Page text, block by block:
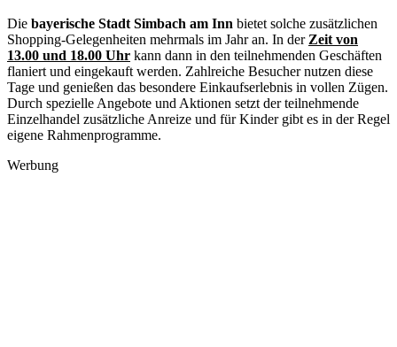
Die bayerische Stadt Simbach am Inn bietet solche zusätzlichen
Shopping-Gelegenheiten mehrmals im Jahr an. In der Zeit von
13.00 und 18.00 Uhr kann dann in den teilnehmenden Geschäften
flaniert und eingekauft werden. Zahlreiche Besucher nutzen diese
Tage und genießen das besondere Einkaufserlebnis in vollen Zügen.
Durch spezielle Angebote und Aktionen setzt der teilnehmende
Einzelhandel zusätzliche Anreize und für Kinder gibt es in der Regel
eigene Rahmenprogramme.
Werbung